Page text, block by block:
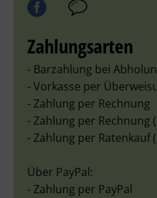
Zahlungsarten
- Barzahlung bei
- Vorkasse per
- Zahlung per Rechnung
- Zahlung per Rechnung
- Zahlung per Ratenkauf
Über PayPal:
- Zahlung per PayPal